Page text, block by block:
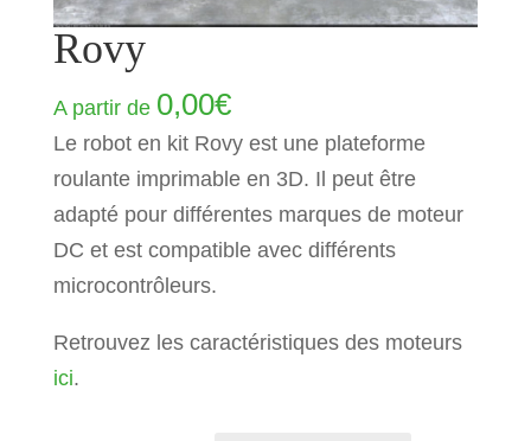
Rovy
A partir de 0,00€
Le robot en kit Rovy est une plateforme
roulante imprimable en 3D. Il peut être
adapté pour différentes marques de moteur
DC et est compatible avec différents
microcontrôleurs.
Retrouvez les caractéristiques des moteurs
ici.